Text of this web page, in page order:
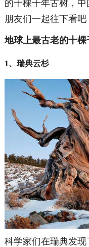
的十棵千年古树，
朋友们一起往下看吧
地球上最古老的十棵
1、瑞典云杉
科学家们在瑞典发